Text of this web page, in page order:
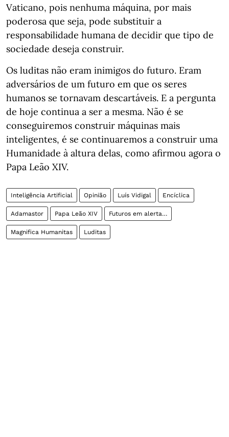
Vaticano, pois nenhuma máquina, por mais
poderosa que seja, pode substituir a
responsabilidade humana de decidir que tipo de
sociedade deseja construir.
Os luditas não eram inimigos do futuro. Eram
adversários de um futuro em que os seres
humanos se tornavam descartáveis. E a pergunta
de hoje continua a ser a mesma. Não é se
conseguiremos construir máquinas mais
inteligentes, é se continuaremos a construir uma
Humanidade à altura delas, como afirmou agora o
Papa Leão XIV.
Inteligência Artificial Opinião Luís Vidigal Encíclica
Adamastor Papa Leão XIV Futuros em alerta…
Magnifica Humanitas Luditas